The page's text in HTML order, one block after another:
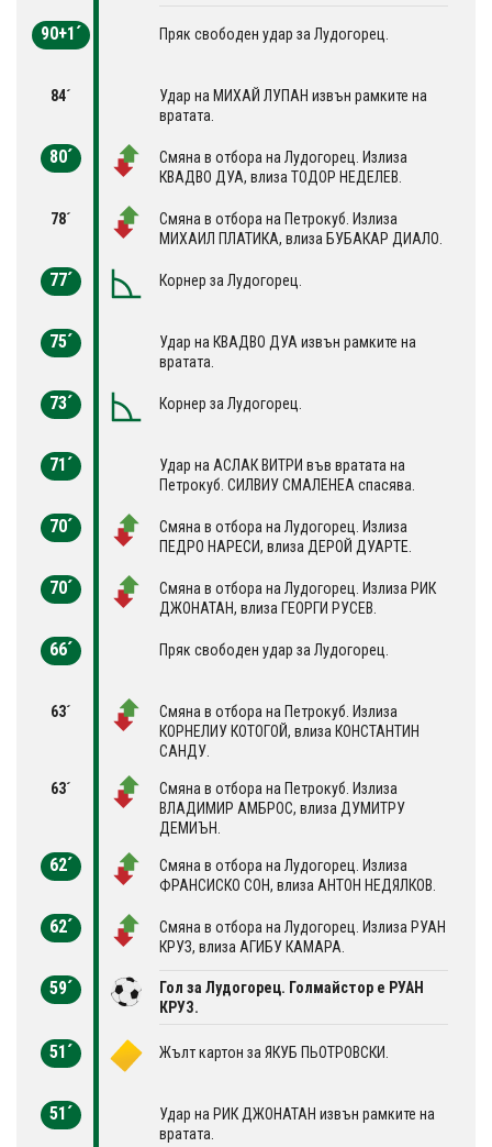
90+1´ Пряк свободен удар за Лудогорец.
84´
Удар на МИХАЙ ЛУПАН извън рамките на
вратата.
80´
Смяна в отбора на Лудогорец. Излиза
КВАДВО ДУА, влиза ТОДОР НЕДЕЛЕВ.
78´
Смяна в отбора на Петрокуб. Излиза
МИХАИЛ ПЛАТИКА, влиза БУБАКАР ДИАЛО.
77´ Корнер за Лудогорец.
75´
Удар на КВАДВО ДУА извън рамките на
вратата.
73´ Корнер за Лудогорец.
71´
Удар на АСЛАК ВИТРИ във вратата на
Петрокуб. СИЛВИУ СМАЛЕНЕА спасява.
70´
Смяна в отбора на Лудогорец. Излиза
ПЕДРО НАРЕСИ, влиза ДЕРОЙ ДУАРТЕ.
70´
Смяна в отбора на Лудогорец. Излиза РИК
ДЖОНАТАН, влиза ГЕОРГИ РУСЕВ.
66´ Пряк свободен удар за Лудогорец.
63´
Смяна в отбора на Петрокуб. Излиза
КОРНЕЛИУ КОТОГОЙ, влиза КОНСТАНТИН
САНДУ.
63´
Смяна в отбора на Петрокуб. Излиза
ВЛАДИМИР АМБРОС, влиза ДУМИТРУ
ДЕМИЪН.
62´
Смяна в отбора на Лудогорец. Излиза
ФРАНСИСКО СОН, влиза АНТОН НЕДЯЛКОВ.
62´
Смяна в отбора на Лудогорец. Излиза РУАН
КРУЗ, влиза АГИБУ КАМАРА.
59´
Гол за Лудогорец. Голмайстор е РУАН
КРУЗ.
51´ Жълт картон за ЯКУБ ПЬОТРОВСКИ.
51´
Удар на РИК ДЖОНАТАН извън рамките на
вратата.